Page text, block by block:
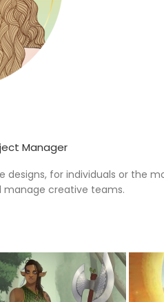
Manager
for individuals or the
manage creative teams.